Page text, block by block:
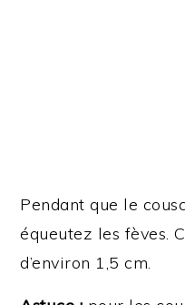
Pendant que le
équeutez les fèves.
d’environ 1,5 cm.